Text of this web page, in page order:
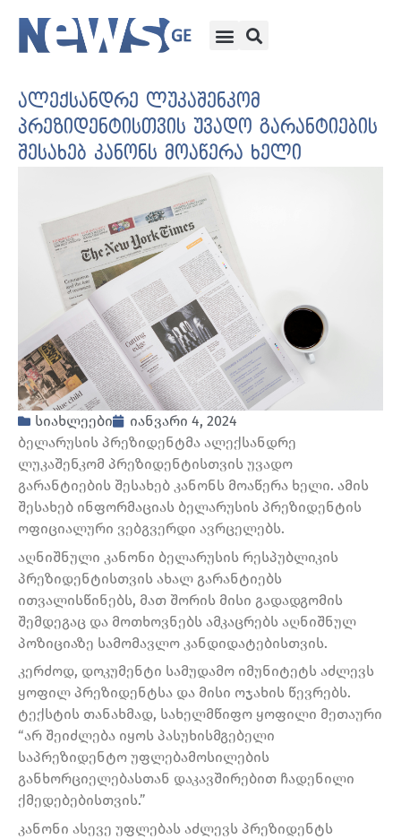
ალექსანდრე ლუკაშენკომ
პრეზიდენტისთვის უვადო გარანტიების
შესახებ კანონს მოაწერა ხელი
სიახლეები
იანვარი 4, 2024
ბელარუსის პრეზიდენტმა ალექსანდრე
ლუკაშენკომ პრეზიდენტისთვის უვადო
გარანტიების შესახებ კანონს მოაწერა ხელი. ამის
შესახებ ინფორმაციას ბელარუსის პრეზიდენტის
ოფიციალური ვებგვერდი ავრცელებს.
აღნიშნული კანონი ბელარუსის რესპუბლიკის
პრეზიდენტისთვის ახალ გარანტიებს
ითვალისწინებს, მათ შორის მისი გადადგომის
შემდეგაც და მოთხოვნებს ამკაცრებს აღნიშნულ
პოზიციაზე სამომავლო კანდიდატებისთვის.
კერძოდ, დოკუმენტი სამუდამო იმუნიტეტს აძლევს
ყოფილ პრეზიდენტსა და მისი ოჯახის წევრებს.
ტექსტის თანახმად, სახელმწიფო ყოფილი მეთაური
“არ შეიძლება იყოს პასუხისმგებელი
საპრეზიდენტო უფლებამოსილების
განხორციელებასთან დაკავშირებით ჩადენილი
ქმედებებისთვის.”
კანონი ასევე უფლებას აძლევს პრეზიდენტს